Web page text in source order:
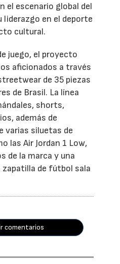
el escenario global del
en el deporte
cultural.
juego, el proyecto
aficionados a través
de 35 piezas
de Brasil. La línea
shorts,
además de
varias siluetas de
las Air Jordan 1 Low,
de la marca y una
zapatilla de fútbol sala
comentarios